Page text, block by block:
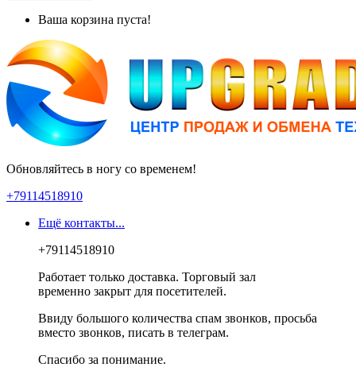
Ваша корзина пуста!
Обновляйтесь в ногу со временем!
+79114518910
Ещё контакты...
+79114518910
Работает только доставка. Торговый зал
временно закрыт для посетителей.
Ввиду большого количества спам звонков, просьба
вместо звонков, писать в телеграм.
Спасибо за понимание.